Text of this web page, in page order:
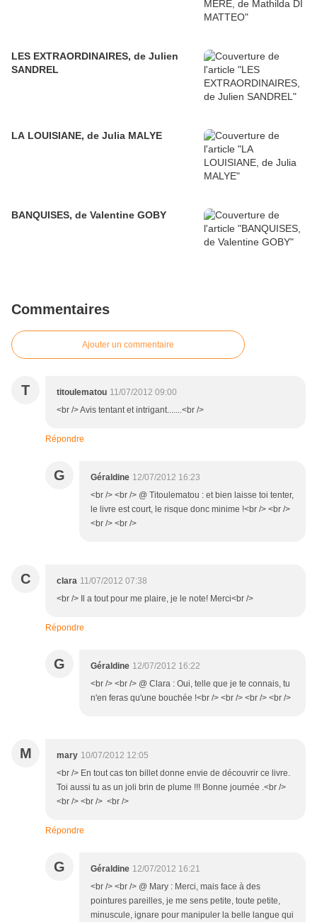
LES EXTRAORDINAIRES, de Julien
SANDREL
LA LOUISIANE, de Julia MALYE
BANQUISES, de Valentine GOBY
Commentaires
Ajouter un commentaire
T titoulematou 11/07/2012 09:00
<br /> Avis tentant et intrigant.......<br />
Répondre
G Géraldine 12/07/2012 16:23
<br /> <br /> @ Titoulematou : et bien laisse toi tenter,
le livre est court, le risque donc minime !<br /> <br />
<br /> <br />
C clara 11/07/2012 07:38
<br /> Il a tout pour me plaire, je le note! Merci<br />
Répondre
G Géraldine 12/07/2012 16:22
<br /> <br /> @ Clara : Oui, telle que je te connais, tu
n'en feras qu'une bouchée !<br /> <br /> <br /> <br />
M mary 10/07/2012 12:05
<br /> En tout cas ton billet donne envie de découvrir ce livre.
Toi aussi tu as un joli brin de plume !!! Bonne journée .<br />
<br /> <br /> <br />
Répondre
G Géraldine 12/07/2012 16:21
<br /> <br /> @ Mary : Merci, mais face à des
pointures pareilles, je me sens petite, toute petite,
minuscule, ignare pour manipuler la belle langue qui